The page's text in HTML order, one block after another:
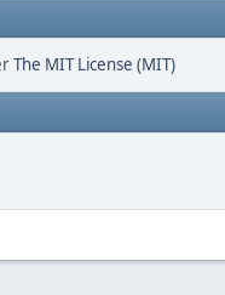
The MIT License (MIT)